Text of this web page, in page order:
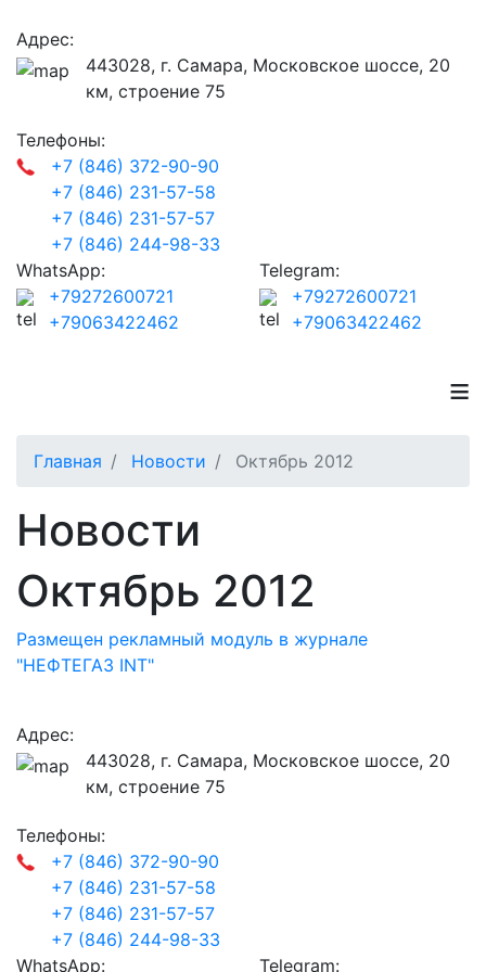
Адрес:
443028, г. Самара, Московское шоссе, 20
км, строение 75
Телефоны:
+7 (846) 372-90-90
+7 (846) 231-57-58
+7 (846) 231-57-57
+7 (846) 244-98-33
WhatsApp:
+79272600721
+79063422462
Telegram:
+79272600721
+79063422462
≡
Главная Новости Октябрь 2012
Новости
Октябрь 2012
Размещен рекламный модуль в журнале
"НЕФТЕГАЗ INT"
Адрес:
443028, г. Самара, Московское шоссе, 20
км, строение 75
Телефоны:
+7 (846) 372-90-90
+7 (846) 231-57-58
+7 (846) 231-57-57
+7 (846) 244-98-33
WhatsApp:
Telegram: